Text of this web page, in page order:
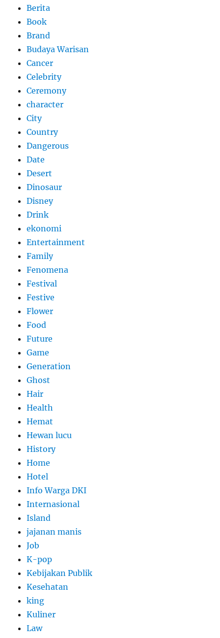
Berita
Book
Brand
Budaya Warisan
Cancer
Celebrity
Ceremony
character
City
Country
Dangerous
Date
Desert
Dinosaur
Disney
Drink
ekonomi
Entertainment
Family
Fenomena
Festival
Festive
Flower
Food
Future
Game
Generation
Ghost
Hair
Health
Hemat
Hewan lucu
History
Home
Hotel
Info Warga DKI
Internasional
Island
jajanan manis
Job
K-pop
Kebijakan Publik
Kesehatan
king
Kuliner
Law